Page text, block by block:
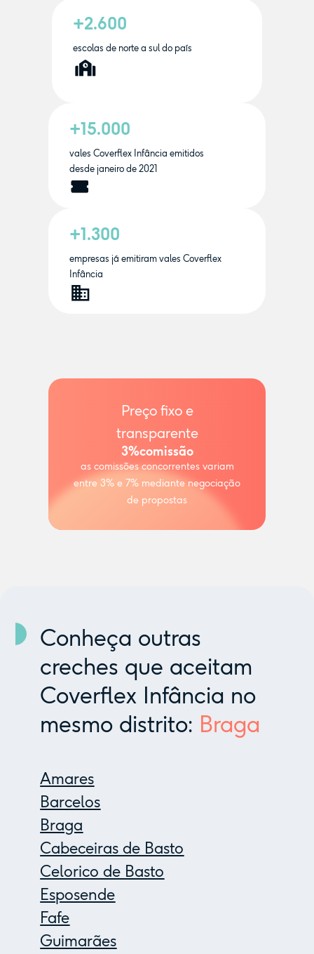
+2.600
escolas de norte a sul do país
+15.000
vales Coverflex Infância emitidos
desde janeiro de 2021
+1.300
empresas já emitiram vales Coverflex
Infância
Preço fixo e
transparente
3%comissão
as comissões concorrentes variam
entre 3% e 7% mediante negociação
de propostas
Conheça outras
creches que aceitam
Coverflex Infância no
mesmo distrito: Braga
Amares
Barcelos
Braga
Cabeceiras de Basto
Celorico de Basto
Esposende
Fafe
Guimarães